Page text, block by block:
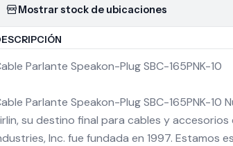
Mostrar stock de ubicaciones
Parlante Speakon-Plug SBC-165PNK-10
Parlante Speakon-Plug SBC-165PNK-
su destino final para cables y
Inc. fue fundada en 1997. Estamos